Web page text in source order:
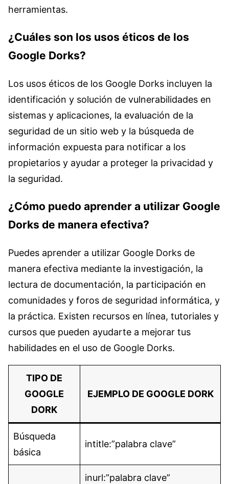
herramientas.
¿Cuáles son los usos éticos de los
Google Dorks?
Los usos éticos de los Google Dorks incluyen la
identificación y solución de vulnerabilidades en
sistemas y aplicaciones, la evaluación de la
seguridad de un sitio web y la búsqueda de
información expuesta para notificar a los
propietarios y ayudar a proteger la privacidad y
la seguridad.
¿Cómo puedo aprender a utilizar Google
Dorks de manera efectiva?
Puedes aprender a utilizar Google Dorks de
manera efectiva mediante la investigación, la
lectura de documentación, la participación en
comunidades y foros de seguridad informática, y
la práctica. Existen recursos en línea, tutoriales y
cursos que pueden ayudarte a mejorar tus
habilidades en el uso de Google Dorks.
TIPO DE
GOOGLE
DORK
EJEMPLO DE GOOGLE DORK
Búsqueda
básica
intitle:”palabra clave”
inurl:”palabra clave”